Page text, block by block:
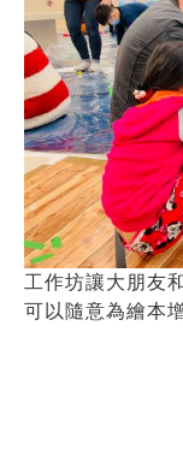
工作坊讓大朋友
可以隨意為繪本